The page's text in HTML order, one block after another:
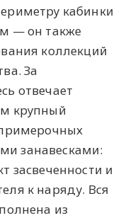
кабинки
— он также
коллекций
За
отвечает
крупный
занавесками:
засвеченности и
к наряду. Вся
из